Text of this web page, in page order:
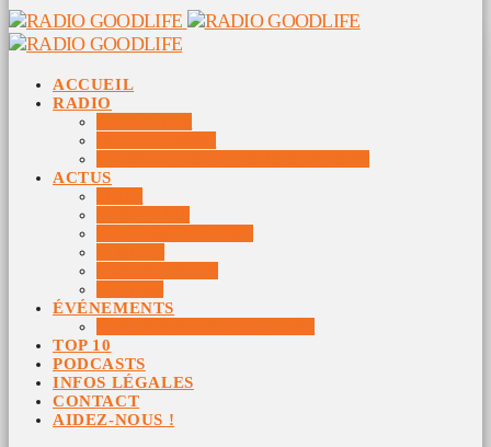
ACCUEIL
RADIO
ACTUS
ÉVÉNEMENTS
TOP 10
PODCASTS
INFOS LÉGALES
CONTACT
AIDEZ-NOUS !